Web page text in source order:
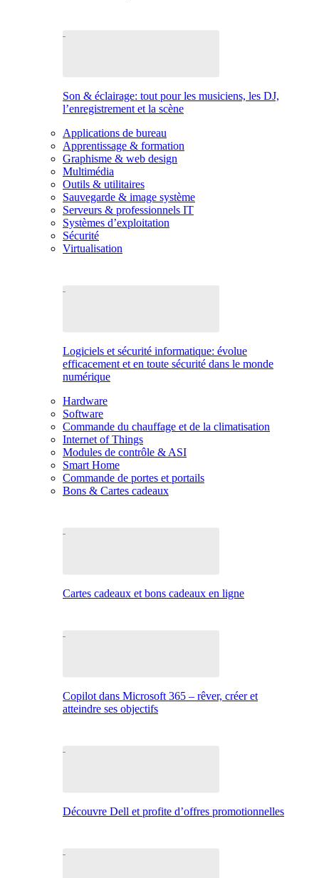
Son & éclairage: tout pour les musiciens, les DJ,
l’enregistrement et la scène
Applications de bureau
Apprentissage & formation
Graphisme & web design
Multimédia
Outils & utilitaires
Sauvegarde & image système
Serveurs & professionnels IT
Systèmes d’exploitation
Sécurité
Virtualisation
Logiciels et sécurité informatique: évolue
efficacement et en toute sécurité dans le monde
numérique
Hardware
Software
Commande du chauffage et de la climatisation
Internet of Things
Modules de contrôle & ASI
Smart Home
Commande de portes et portails
Bons & Cartes cadeaux
Cartes cadeaux et bons cadeaux en ligne
Copilot dans Microsoft 365 – rêver, créer et
atteindre ses objectifs
Découvre Dell et profite d’offres promotionnelles